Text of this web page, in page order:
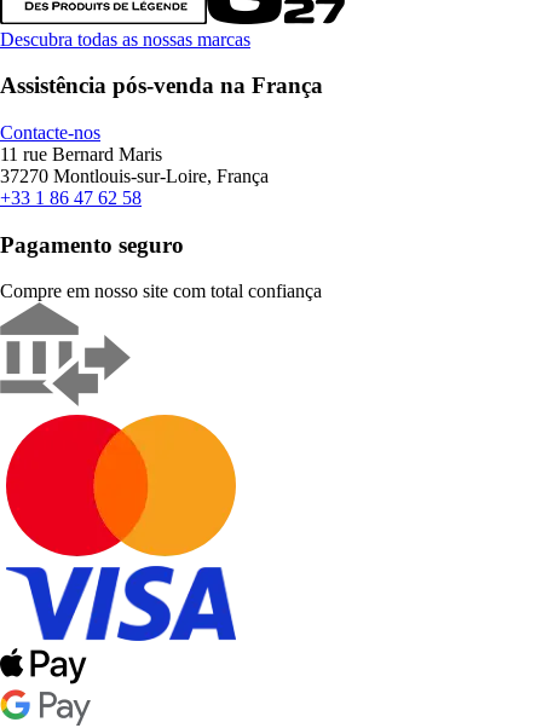
Descubra todas as nossas marcas
Assistência pós-venda na França
Contacte-nos
11 rue Bernard Maris
37270 Montlouis-sur-Loire, França
+33 1 86 47 62 58
Pagamento seguro
Compre em nosso site com total confiança